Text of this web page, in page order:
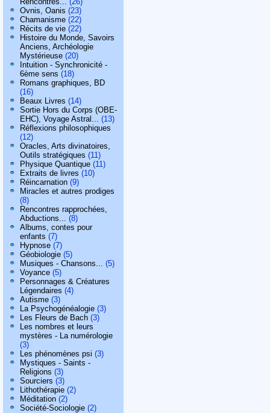
Ovnis, Oanis (23)
Chamanisme (22)
Récits de vie (22)
Histoire du Monde, Savoirs
Anciens, Archéologie
Mystérieuse (20)
Intuition - Synchronicité -
6ème sens (18)
Romans graphiques, BD
(16)
Beaux Livres (14)
Sortie Hors du Corps (OBE-
EHC), Voyage Astral... (13)
Réflexions philosophiques
(12)
Oracles, Arts divinatoires,
Outils stratégiques (11)
Physique Quantique (11)
Extraits de livres (10)
Réincarnation (9)
Miracles et autres prodiges
(8)
Rencontres rapprochées,
Abductions... (8)
Albums, contes pour
enfants (7)
Hypnose (7)
Géobiologie (5)
Musiques - Chansons... (5)
Voyance (5)
Personnages & Créatures
Légendaires (4)
Autisme (3)
La Psychogénéalogie (3)
Les Fleurs de Bach (3)
Les nombres et leurs
mystères - La numérologie
(3)
Les phénomènes psi (3)
Mystiques - Saints -
Religions (3)
Sourciers (3)
Lithothérapie (2)
Méditation (2)
Société-Sociologie (2)